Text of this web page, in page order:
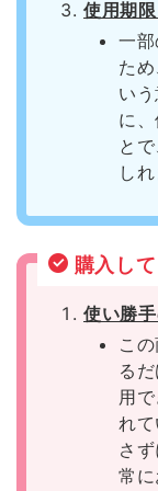
使用期
一
た
い
に
と
しれ
購入し
使い勝
こ
る
用
れ
さ
常